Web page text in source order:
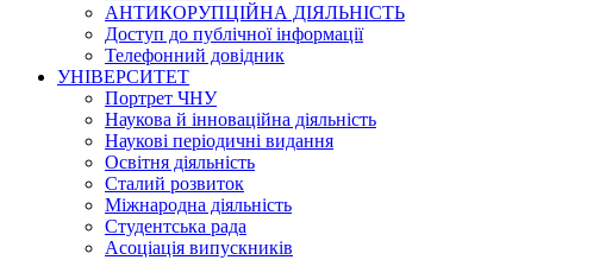
АНТИКОРУПЦІЙНА ДІЯЛЬНІСТЬ
Доступ до публічної інформації
Телефонний довідник
УНІВЕРСИТЕТ
Портрет ЧНУ
Наукова й інноваційна діяльність
Наукові періодичні видання
Освітня діяльність
Сталий розвиток
Міжнародна діяльність
Студентська рада
Асоціація випускників